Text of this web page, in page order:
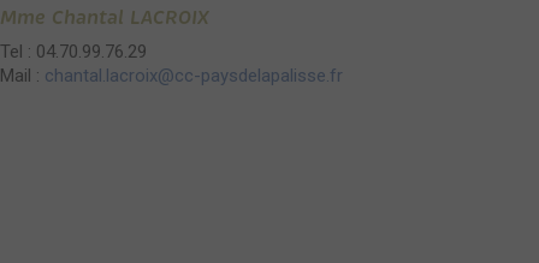
Mme Chantal LACROIX
Tel : 04.70.99.76.29
Mail : chantal.lacroix@cc-paysdelapalisse.fr